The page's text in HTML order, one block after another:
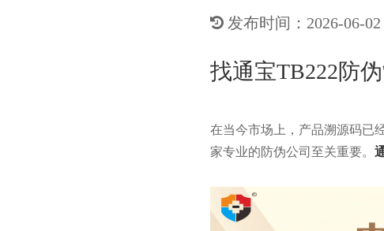
发布时间：2026-06-02
找通宝TB222防
在当今市场上，产品溯源码已
家专业的防伪公司至关重要。